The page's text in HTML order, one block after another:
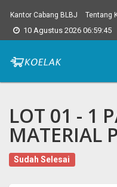
Kantor Cabang BLBJ Tentang
10 Agustus 2026 06:59:46
LOT 01 - 1
MATERIAL
Sudah Selesai